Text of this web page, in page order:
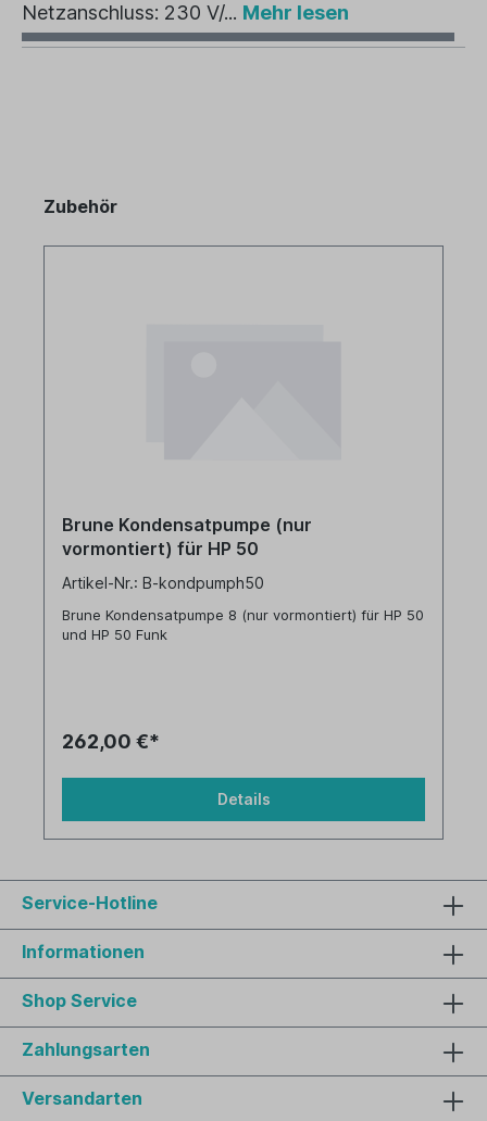
Netzanschluss: 230 V/... Mehr lesen
Zubehör
Brune Kondensatpumpe (nur
vormontiert) für HP 50
Artikel-Nr.: B-kondpumph50
Brune Kondensatpumpe 8 (nur vormontiert) für HP 50
und HP 50 Funk
262,00 €*
Details
Service-Hotline
Informationen
Shop Service
Zahlungsarten
Versandarten